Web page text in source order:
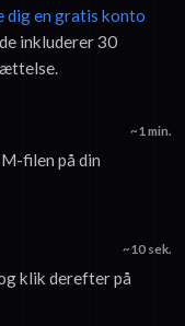
dig en gratis konto
inkluderer 30
~1 min.
filen på din
~10 sek.
klik derefter på